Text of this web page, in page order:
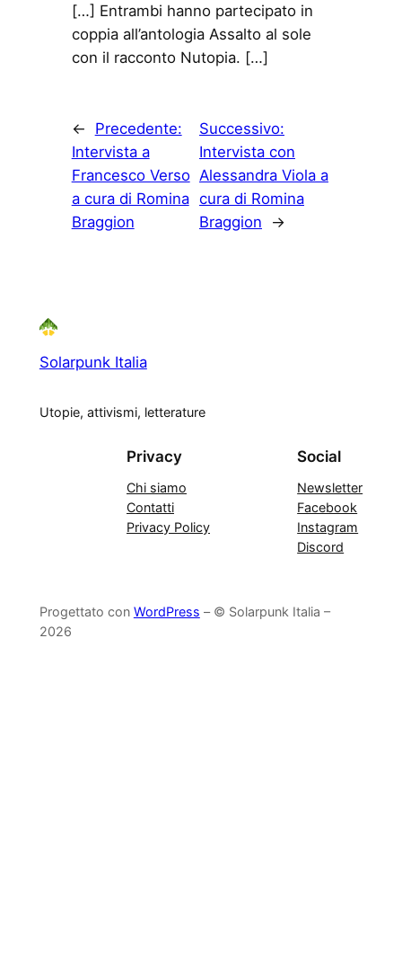
[…] Entrambi hanno partecipato in
coppia all’antologia Assalto al sole
con il racconto Nutopia. […]
←
Precedente:
Intervista a
Francesco Verso
a cura di Romina
Braggion
Successivo:
Intervista con
Alessandra Viola a
cura di Romina
Braggion
→
Solarpunk Italia
Utopie, attivismi, letterature
Privacy
Chi siamo
Contatti
Privacy Policy
Social
Newsletter
Facebook
Instagram
Discord
Progettato con WordPress – © Solarpunk Italia –
2026